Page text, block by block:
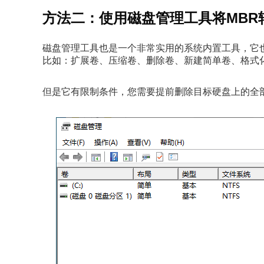
方法二：使用磁盘管理工具将MBR
磁盘管理工具也是一个非常实用的系统内置工具，
比如：扩展卷、压缩卷、删除卷、新建简单卷、格
但是它有限制条件，您需要提前删除目标硬盘上的全